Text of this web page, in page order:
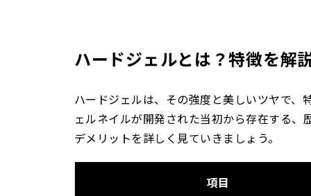
ハードジェルとは？特徴を解
ハードジェルは、その強度と美しいツヤで、
ェルネイルが開発された当初から存在する
デメリットを詳しく見ていきましょう。
項目